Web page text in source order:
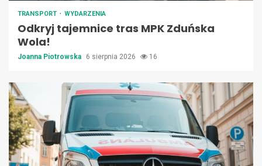
TRANSPORT WYDARZENIA
Odkryj tajemnice tras MPK Zduńska
Wola!
Joanna Piotrowska 6 sierpnia 2026 16